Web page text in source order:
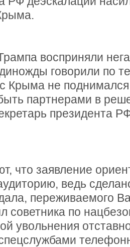
восприняли
говорили по
Крыма не
партнерами в
президента
что заявление
ведь
переживаемого
советника по
увольнения